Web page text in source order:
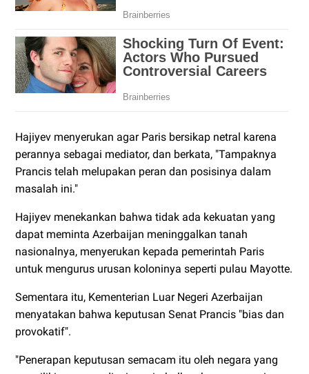
Hajiyev menyerukan agar Paris bersikap netral karena
perannya sebagai mediator, dan berkata, "Tampaknya
Prancis telah melupakan peran dan posisinya dalam
masalah ini."
Hajiyev menekankan bahwa tidak ada kekuatan yang
dapat meminta Azerbaijan meninggalkan tanah
nasionalnya, menyerukan kepada pemerintah Paris
untuk mengurus urusan koloninya seperti pulau Mayotte.
Sementara itu, Kementerian Luar Negeri Azerbaijan
menyatakan bahwa keputusan Senat Prancis "bias dan
provokatif".
"Penerapan keputusan semacam itu oleh negara yang